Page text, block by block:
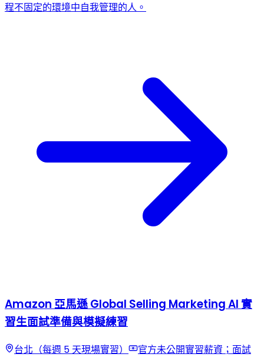
程不固定的環境中自我管理的人。
Amazon 亞馬遜 Global Selling Marketing AI 實
習生面試準備與模擬練習
台北（每週 5 天現場實習）
官方未公開實習薪資；面試